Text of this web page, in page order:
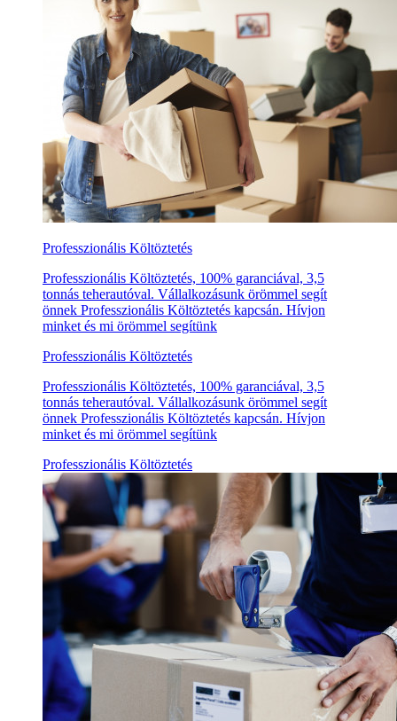
Professzionális Költöztetés
Professzionális Költöztetés, 100% garanciával, 3,5
tonnás teherautóval. Vállalkozásunk örömmel segít
önnek Professzionális Költöztetés kapcsán. Hívjon
minket és mi örömmel segítünk
Professzionális Költöztetés
Professzionális Költöztetés, 100% garanciával, 3,5
tonnás teherautóval. Vállalkozásunk örömmel segít
önnek Professzionális Költöztetés kapcsán. Hívjon
minket és mi örömmel segítünk
Professzionális Költöztetés